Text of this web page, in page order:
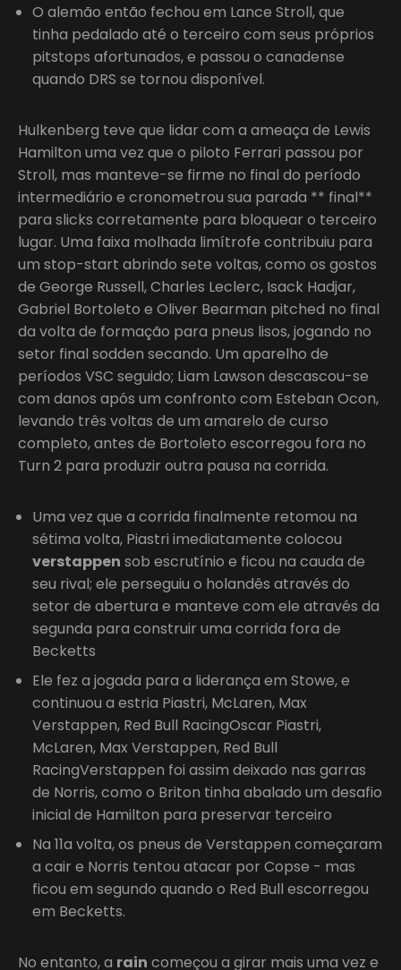
O alemão então fechou em Lance Stroll, que
tinha pedalado até o terceiro com seus próprios
pitstops afortunados, e passou o canadense
quando DRS se tornou disponível.
Hulkenberg teve que lidar com a ameaça de Lewis
Hamilton uma vez que o piloto Ferrari passou por
Stroll, mas manteve-se firme no final do período
intermediário e cronometrou sua parada ** final**
para slicks corretamente para bloquear o terceiro
lugar. Uma faixa molhada limítrofe contribuiu para
um stop-start abrindo sete voltas, como os gostos
de George Russell, Charles Leclerc, Isack Hadjar,
Gabriel Bortoleto e Oliver Bearman pitched no final
da volta de formação para pneus lisos, jogando no
setor final sodden secando. Um aparelho de
períodos VSC seguido; Liam Lawson descascou-se
com danos após um confronto com Esteban Ocon,
levando três voltas de um amarelo de curso
completo, antes de Bortoleto escorregou fora no
Turn 2 para produzir outra pausa na corrida.
Uma vez que a corrida finalmente retomou na
sétima volta, Piastri imediatamente colocou
verstappen sob escrutínio e ficou na cauda de
seu rival; ele perseguiu o holandês através do
setor de abertura e manteve com ele através da
segunda para construir uma corrida fora de
Becketts
Ele fez a jogada para a liderança em Stowe, e
continuou a estria Piastri, McLaren, Max
Verstappen, Red Bull RacingOscar Piastri,
McLaren, Max Verstappen, Red Bull
RacingVerstappen foi assim deixado nas garras
de Norris, como o Briton tinha abalado um desafio
inicial de Hamilton para preservar terceiro
Na 11a volta, os pneus de Verstappen começaram
a cair e Norris tentou atacar por Copse - mas
ficou em segundo quando o Red Bull escorregou
em Becketts.
No entanto, a rain começou a girar mais uma vez e